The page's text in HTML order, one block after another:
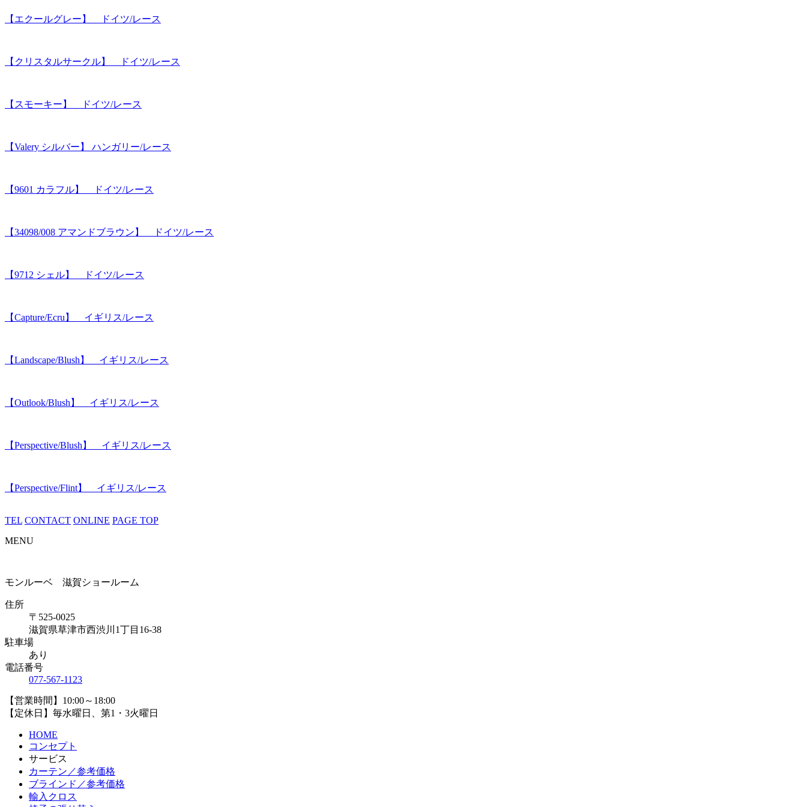
【エクールグレー】 ドイツ/レース
【クリスタルサークル】 ドイツ/レース
【スモーキー】 ドイツ/レース
【Valery シルバー】 ハンガリー/レース
【9601 カラフル】 ドイツ/レース
【34098/008 アマンドブラウン】 ドイツ/レース
【9712 シェル】 ドイツ/レース
【Capture/Ecru】 イギリス/レース
【Landscape/Blush】 イギリス/レース
【Outlook/Blush】 イギリス/レース
【Perspective/Blush】 イギリス/レース
【Perspective/Flint】 イギリス/レース
TEL CONTACT ONLINE PAGE TOP
MENU
モンルーベ 滋賀ショールーム
住所
〒525-0025
滋賀県草津市西渋川1丁目16-38
駐車場
あり
電話番号
077-567-1123
【営業時間】10:00～18:00
【定休日】毎水曜日、第1・3火曜日
HOME
コンセプト
サービス
カーテン／参考価格
ブラインド／参考価格
輸入クロス